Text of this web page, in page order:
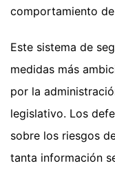
comportamiento
Este sistema de
medidas más
por la
legislativo. Los
sobre los riesgos
tanta información